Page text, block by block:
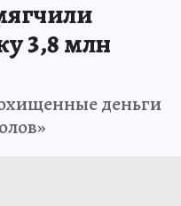
3,8 млн
деньги